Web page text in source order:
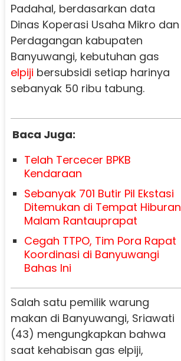
Padahal, berdasarkan data
Dinas Koperasi Usaha Mikro dan
Perdagangan kabupaten
Banyuwangi, kebutuhan gas
elpiji bersubsidi setiap harinya
sebanyak 50 ribu tabung.
Baca Juga:
Telah Tercecer BPKB
Kendaraan
Sebanyak 701 Butir Pil Ekstasi
Ditemukan di Tempat Hiburan
Malam Rantauprapat
Cegah TTPO, Tim Pora Rapat
Koordinasi di Banyuwangi
Bahas Ini
Salah satu pemilik warung
makan di Banyuwangi, Sriawati
(43) mengungkapkan bahwa
saat kehabisan gas elpiji,